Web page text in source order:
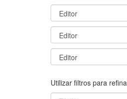
Utilizar filtros para